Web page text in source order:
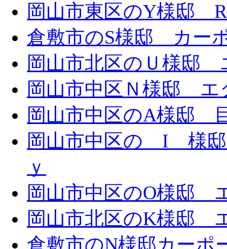
岡山市東区のY様邸
倉敷市のS様邸 カー
岡山市北区のＵ様邸
岡山市中区Ｎ様邸 エ
岡山市中区のA様邸
岡山市中区の I 様
ｙ
岡山市中区のO様邸
岡山市北区のK様邸
倉敷市のN様邸カーポ